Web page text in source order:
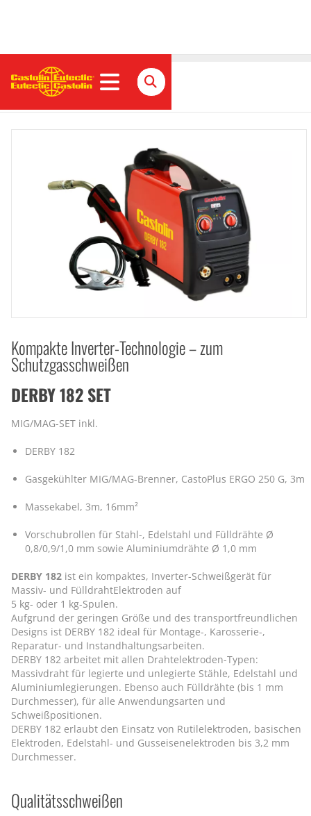
DERBY 182 SET
Kompakte Inverter-Technologie – zum
Schutzgasschweißen
DERBY 182 SET
MIG/MAG-SET inkl.
DERBY 182
Gasgekühlter MIG/MAG-Brenner, CastoPlus ERGO 250 G, 3m
Massekabel, 3m, 16mm²
Vorschubrollen für Stahl-, Edelstahl und Fülldrähte Ø
0,8/0,9/1,0 mm sowie Aluminiumdrähte Ø 1,0 mm
DERBY 182 ist ein kompaktes, Inverter-Schweißgerät für
Massiv- und FülldrahtElektroden auf
5 kg- oder 1 kg-Spulen.
Aufgrund der geringen Größe und des transportfreundlichen
Designs ist DERBY 182 ideal für Montage-, Karosserie-,
Reparatur- und Instandhaltungsarbeiten.
DERBY 182 arbeitet mit allen Drahtelektroden-Typen:
Massivdraht für legierte und unlegierte Stähle, Edelstahl und
Aluminiumlegierungen. Ebenso auch Fülldrähte (bis 1 mm
Durchmesser), für alle Anwendungsarten und
Schweißpositionen.
DERBY 182 erlaubt den Einsatz von Rutilelektroden, basischen
Elektroden, Edelstahl- und Gusseisenelektroden bis 3,2 mm
Durchmesser.
Qualitätsschweißen